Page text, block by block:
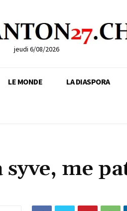
jeudi 6/08/2026
LE MONDE LA DIASPORA
me